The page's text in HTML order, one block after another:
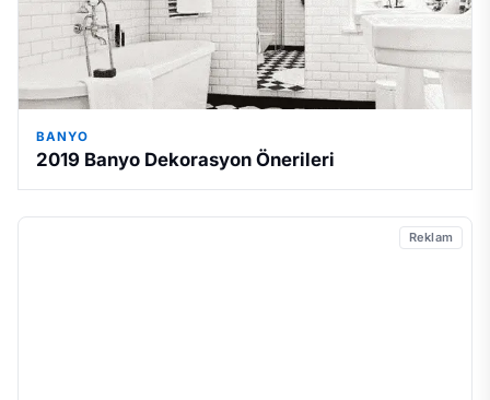
BANYO
2019 Banyo Dekorasyon Önerileri
Reklam